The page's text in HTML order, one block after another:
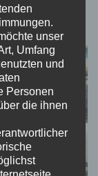
unser
Umfang
und
Personen
die ihnen